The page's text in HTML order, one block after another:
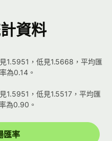
資料
1.5951，低見1.5668，平均匯
為0.14。
1.5951，低見1.5517，平均匯
為0.90。
匯率